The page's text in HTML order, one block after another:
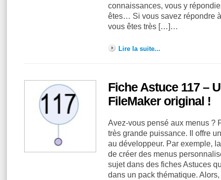
connaissances, vous y
êtes… Si vous savez répondre
vous êtes très […]…
Lire la suite...
Fiche Astuce 117 –
FileMaker original !
Avez-vous pensé aux menus ?
très grande puissance. Il offre
au développeur. Par exemple,
de créer des menus
sujet dans des fiches Astuces
dans un pack thématique.